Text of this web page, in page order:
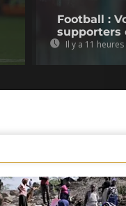
Football :
supporters
Il y a 11 heures